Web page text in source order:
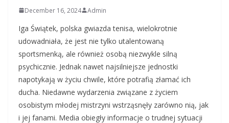
December 16, 2024 Admin
Iga Świątek, polska gwiazda tenisa, wielokrotnie
udowadniała, że jest nie tylko utalentowaną
sportsmenką, ale również osobą niezwykle silną
psychicznie. Jednak nawet najsilniejsze jednostki
napotykają w życiu chwile, które potrafią złamać ich
ducha. Niedawne wydarzenia związane z życiem
osobistym młodej mistrzyni wstrząsnęły zarówno nią, jak
i jej fanami. Media obiegły informacje o trudnej sytuacji